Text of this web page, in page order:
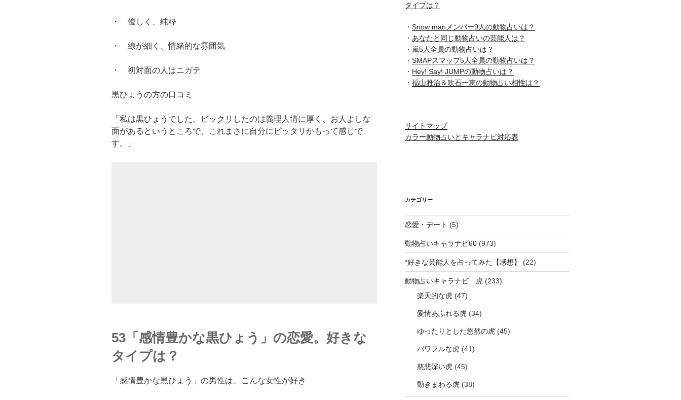
・ 優しく、純粋
・ 線が細く、情緒的な雰囲気
・ 初対面の人はニガテ
黒ひょうの方の口コミ
「私は黒ひょうでした。ビックリしたのは義理人情に厚く、お人よしな
面があるというところで、これまさに自分にピッタリかもって感じで
す。」
53「感情豊かな黒ひょう」の恋愛。好きな
タイプは？
「感情豊かな黒ひょう」の男性は、こんな女性が好き
タイプは？
・ Snow manメンバー9人の動物占いは？
・ あなたと同じ動物占いの芸能人は？
・ 嵐5人全員の動物占いは？
・ SMAPスマップ5人全員の動物占いは？
・ Hey! Say! JUMPの動物占いは？
・ 福山雅治＆吹石一恵の動物占い相性は？
サイトマップ
カラー動物占いとキャラナビ対応表
カテゴリー
恋愛・デート (5)
動物占いキャラナビ60(973)
*好きな芸能人を占ってみた【感想】 (22)
動物占いキャラナビ 虎(233)
楽天的な虎(47)
愛情あふれる虎(34)
ゆったりとした悠然の虎(45)
パワフルな虎(41)
慈悲深い虎(45)
動きまわる虎(38)